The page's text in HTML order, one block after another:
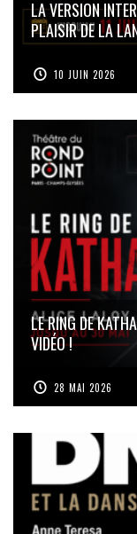
LA VERSION
PLAISIR DE LA
10 JUIN 2026
LE RING DE
VIDÉO !
28 MAI 2026